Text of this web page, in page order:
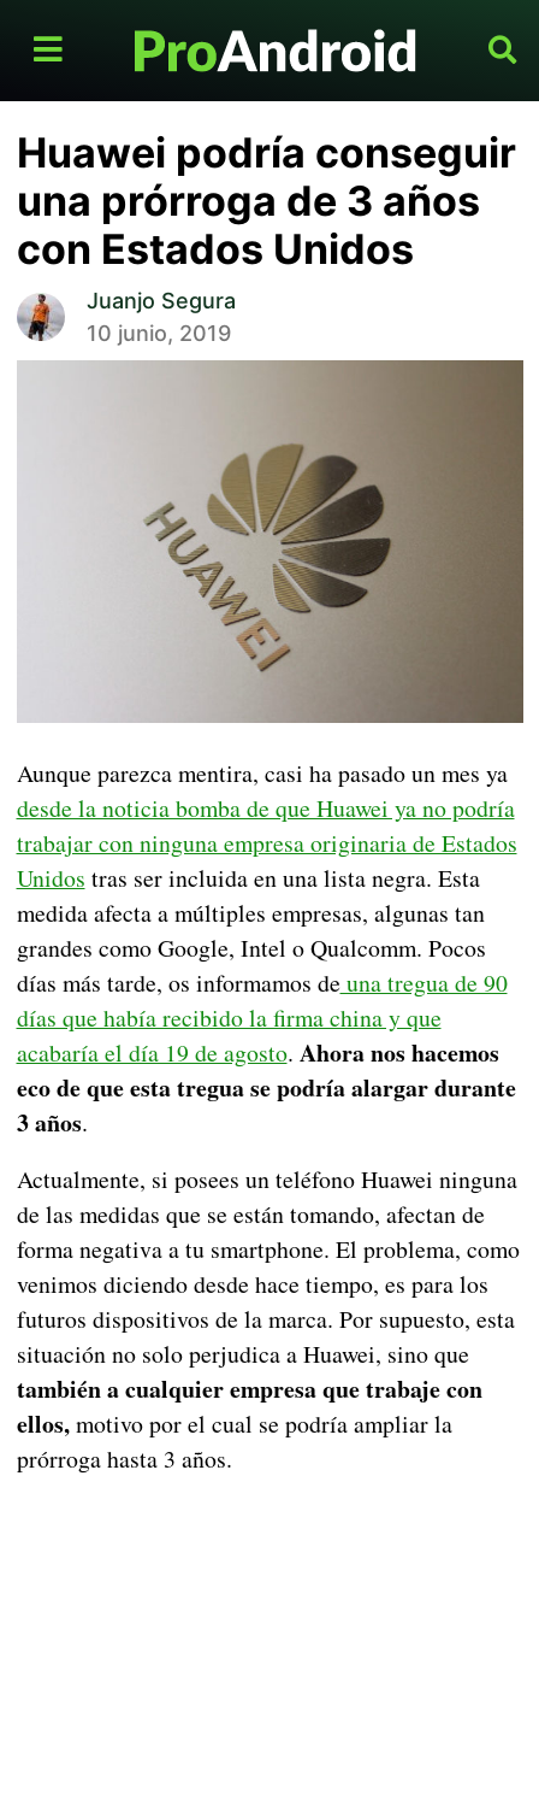
Huawei podría conseguir
una prórroga de 3 años
con Estados Unidos
Juanjo Segura
10 junio, 2019
Aunque parezca mentira, casi ha pasado un mes ya
desde la noticia bomba de que Huawei ya no podría
trabajar con ninguna empresa originaria de Estados
Unidos tras ser incluida en una lista negra. Esta
medida afecta a múltiples empresas, algunas tan
grandes como Google, Intel o Qualcomm. Pocos
días más tarde, os informamos de una tregua de 90
días que había recibido la firma china y que
acabaría el día 19 de agosto. Ahora nos hacemos
eco de que esta tregua se podría alargar durante
3 años.
Actualmente, si posees un teléfono Huawei ninguna
de las medidas que se están tomando, afectan de
forma negativa a tu smartphone. El problema, como
venimos diciendo desde hace tiempo, es para los
futuros dispositivos de la marca. Por supuesto, esta
situación no solo perjudica a Huawei, sino que
también a cualquier empresa que trabaje con
ellos,motivo por el cual se podría ampliar la
prórroga hasta 3 años.